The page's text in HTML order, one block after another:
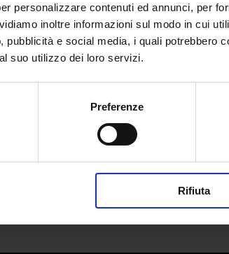
personalizzare contenuti ed annunci, per
inoltre informazioni sul modo in cui
pubblicità e social media, i quali potrebbero
suo utilizzo dei loro servizi.
Preferenze
Rifiuta
EMERGING
daRedazione
un’interessante masterclass
Il giorno 21 Gennaio 2016, dopo una fase
Alexa LIoyd sta delineando una strategia